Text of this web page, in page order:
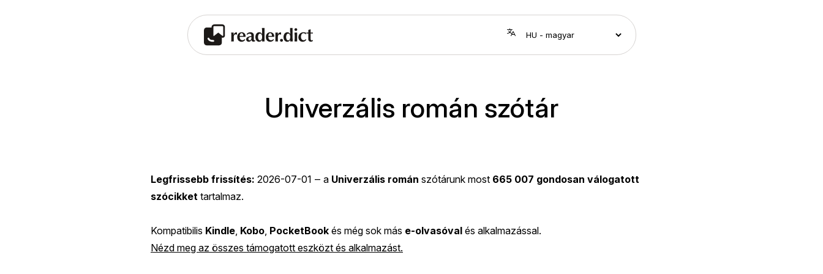
Univerzális román szótár
Legfrissebb frissítés: 2026-07-01 ‒ a Univerzális román szótárunk most 665 007 gondosan válogatott
szócikket tartalmaz.
Kompatibilis Kindle Kobo PocketBook és még sok más e-olvasóval és alkalmazással.
Nézd meg az összes támogatott eszközt és alkalmazást.